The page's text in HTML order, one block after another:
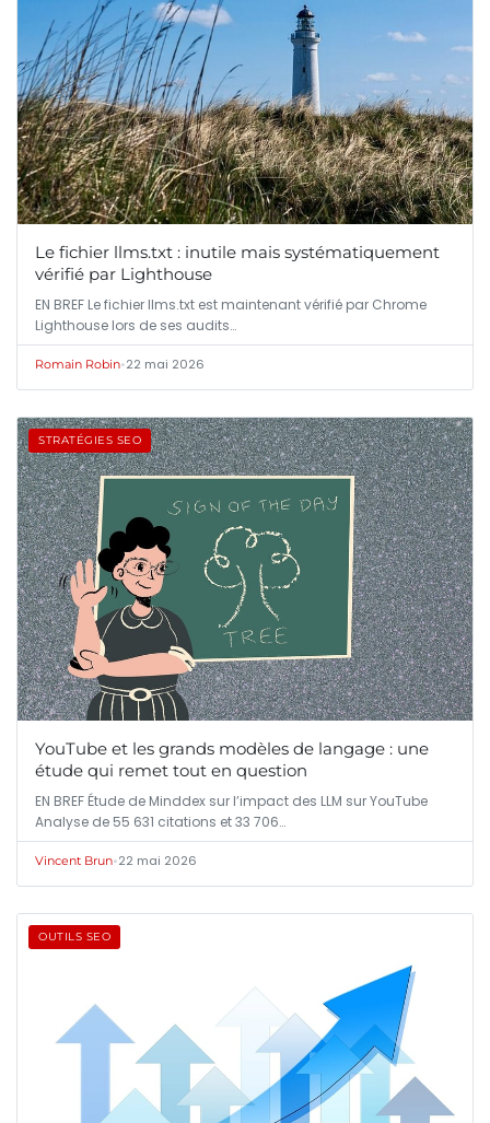
Le fichier llms.txt : inutile mais systématiquement
vérifié par Lighthouse
EN BREF Le fichier llms.txt est maintenant vérifié par Chrome
Lighthouse lors de ses audits…
Romain Robin•22 mai 2026
STRATÉGIES SEO
YouTube et les grands modèles de langage : une
étude qui remet tout en question
EN BREF Étude de Minddex sur l’impact des LLM sur YouTube
Analyse de 55 631 citations et 33 706…
Vincent Brun•22 mai 2026
OUTILS SEO